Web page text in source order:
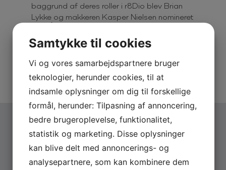
baggrund af deres roller i r8Dio blev Brian
Lykke og makkeren Kasper Nielsen nomineret
2022. I 2023 kunne Brian og Kasper også
skrive en landsdækkende turné på CV’et
med showet ’r8Dio – Live i Gulvhøjde’, som
de spillede for fyldte sale i hele Danmark.
FLERENYHEDER
Samtykke til cookies
Vi og vores samarbejdspartnere bruger
teknologier, herunder cookies, til at
indsamle oplysninger om dig til forskellige
formål, herunder: Tilpasning af annoncering,
bedre brugeroplevelse, funktionalitet,
statistik og marketing. Disse oplysninger
kan blive delt med annoncerings- og
analysepartnere, som kan kombinere dem